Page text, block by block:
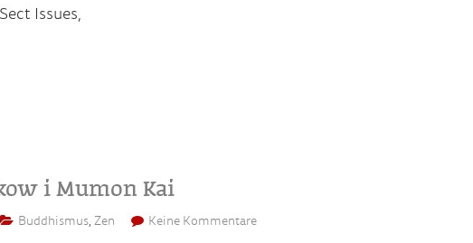
Issues,
i Mumon Kai
Buddhismus, Zen Keine Kommentare